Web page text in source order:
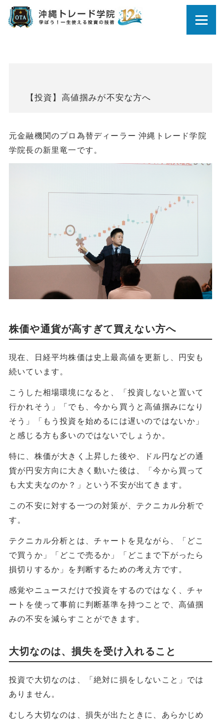
【投資】高値掴みが不安な方へ
元金融機関のプロ為替ディーラー 沖縄トレード学院
学院長の新里竜一です。
株価や通貨が高すぎて買えない方へ
現在、日経平均株価は史上最高値を更新し、円安も
続いています。
こうした相場環境になると、「投資しないと置いて
行かれそう」「でも、今から買うと高値掴みになり
そう」「もう投資を始めるには遅いのではないか」
と感じる方も多いのではないでしょうか。
特に、株価が大きく上昇した後や、ドル円などの通
貨が円安方向に大きく動いた後は、「今から買って
も大丈夫なのか？」という不安が出てきます。
この不安に対する一つの対策が、テクニカル分析で
す。
テクニカル分析とは、チャートを見ながら、「どこ
で買うか」「どこで売るか」「どこまで下がったら
損切りするか」を判断するための考え方です。
感覚やニュースだけで投資をするのではなく、チャ
ートを使って事前に判断基準を持つことで、高値掴
みの不安を減らすことができます。
大切なのは、損失を受け入れること
投資で大切なのは、「絶対に損をしないこと」では
ありません。
むしろ大切なのは、損失が出たときに、あらかじめ